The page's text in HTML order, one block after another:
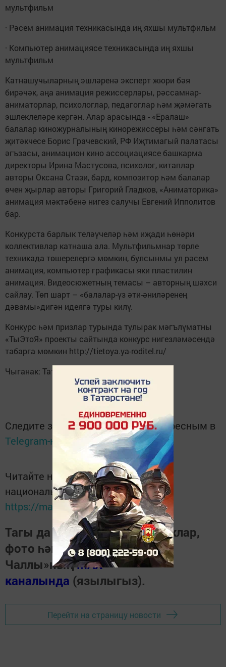
мультфильм
· Рәсем анимация техникасында иң яхшы мультфильм
· Компьютер анимациясе техникасында иң яхшы
мультфильм
Катнашучыларның эшләренә эксперт жюри бәя
бирәчәк, аңа анимация режиссерлары, рәссамнар-
аниматорлар, психологлар, педагоглар һәм җәмәгать
эшлеклеләре кергән. Алар арасында - «Ералаш»
балалар киножурналының кинорежиссеры һәм сәнгать
җитәкчесе Борис Грачевский, РФ Иҗтимагый палатасы
әгъзасы, анимацион кино ассоциациясе башкарма
директоры Ирина Мастусова, психолог, китаплар
авторы Оксана Стази, бард, композитор һәм балалар
өчен җырлар авторы Григорий Гладков, «Аниматорика»
анимация мәктәбенә нигез салучы Евгений Ипполитов
бар.
Конкурста барлык теләүчеләр һәм иҗади һөнәри
коллективлар катнаша ала. Мультфильмнар төрле
техникада төшерелергә мөмкин, булсынмы ул рәсем
анимация, компьютер графикасы яки пластилин
анимация. Видеосюжетның темасы – авторның шәхси
сайлау. Төп шарт – «балалар-үз әти-әниләренең
дәвамы»дигән идеягә туры килү.
Конкурс һәм призлар турында тулырак мәгълүматны
«ТыЭтоЯ» проекты сайтында конкурс нигезләмәсендә
табарга мөмкин http://tietoya.ya-roditel.ru/
Чыганак: Татар-информ
Следите за самым важным и интересным в
Telegram-канале
Татмедиа
Читайте новости Татарстана в
национальном мессенджере MАХ:
https://max.ru/tatmedia
Тагы да кызыклырак яңалыклар,
фото һәм видеолар «Шәһри
Чаллы»ныңMAX
каналында (язылыгыз).
Перейти на страницу новости